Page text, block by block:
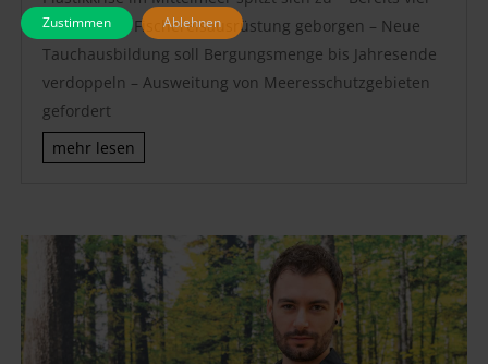
Tonnen alte Fischereisausrüstung geborgen – Neue
Tauchausbildung soll Bergungsmenge bis Jahresende
verdoppeln – Ausweitung von Meeresschutzgebieten
gefordert
mehr lesen
Zustimmen Ablehnen